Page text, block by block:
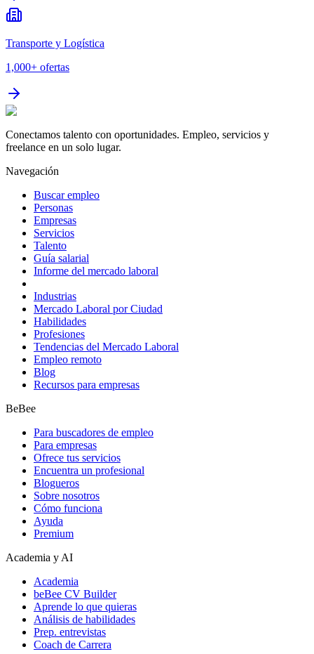
Transporte y Logística
1,000+ ofertas
Conectamos talento con oportunidades. Empleo, servicios y
freelance en un solo lugar.
Navegación
Buscar empleo
Personas
Empresas
Servicios
Talento
Guía salarial
Informe del mercado laboral
Industrias
Mercado Laboral por Ciudad
Habilidades
Profesiones
Tendencias del Mercado Laboral
Empleo remoto
Blog
Recursos para empresas
BeBee
Para buscadores de empleo
Para empresas
Ofrece tus servicios
Encuentra un profesional
Blogueros
Sobre nosotros
Cómo funciona
Ayuda
Premium
Academia y AI
Academia
beBee CV Builder
Aprende lo que quieras
Análisis de habilidades
Prep. entrevistas
Coach de Carrera